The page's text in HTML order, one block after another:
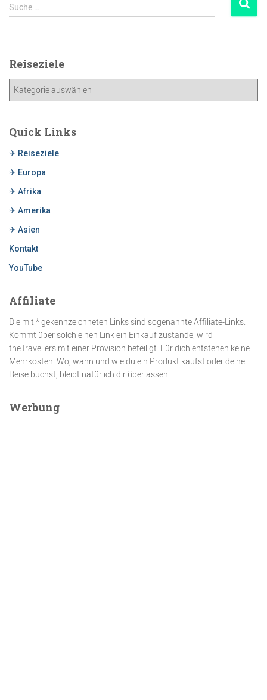
Suche …
Reiseziele
Quick Links
✈ Reiseziele
✈ Europa
✈ Afrika
✈ Amerika
✈ Asien
Kontakt
YouTube
Affiliate
Die mit * gekennzeichneten Links sind sogenannte Affiliate-Links.
Kommt über solch einen Link ein Einkauf zustande, wird
theTravellers mit einer Provision beteiligt. Für dich entstehen keine
Mehrkosten. Wo, wann und wie du ein Produkt kaufst oder deine
Reise buchst, bleibt natürlich dir überlassen.
Werbung